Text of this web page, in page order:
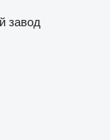
завод